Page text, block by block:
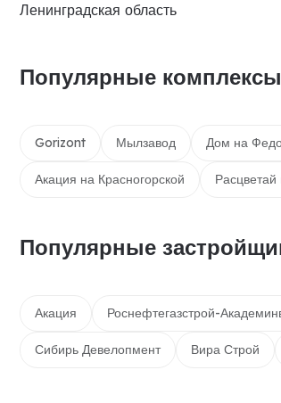
Ленинградская область
Популярные комплексы
Gorizont Мылзавод Дом на
Акация на Красногорской Расцветай
Популярные
Акация Роснефтегазстрой-
Сибирь Девелопмент Вира Строй